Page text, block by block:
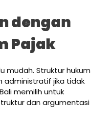
dengan
Pajak
mudah. Struktur hukum
administratif jika tidak
memilih untuk
dan argumentasi